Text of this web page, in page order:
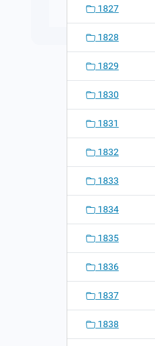
1827
1828
1829
1830
1831
1832
1833
1834
1835
1836
1837
1838